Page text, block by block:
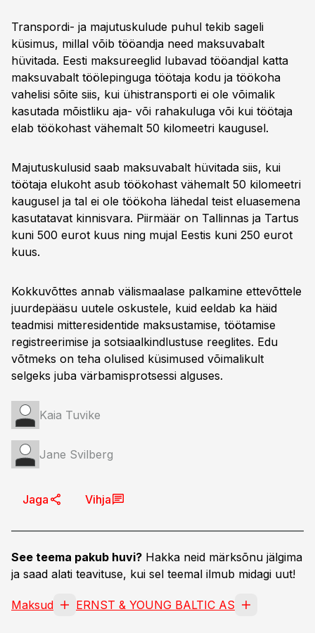
Transpordi- ja majutuskulude puhul tekib sageli
küsimus, millal võib tööandja need maksuvabalt
hüvitada. Eesti maksureeglid lubavad tööandjal katta
maksuvabalt töölepinguga töötaja kodu ja töökoha
vahelisi sõite siis, kui ühistransporti ei ole võimalik
kasutada mõistliku aja- või rahakuluga või kui töötaja
elab töökohast vähemalt 50 kilomeetri kaugusel.
Majutuskulusid saab maksuvabalt hüvitada siis, kui
töötaja elukoht asub töökohast vähemalt 50 kilomeetri
kaugusel ja tal ei ole töökoha lähedal teist eluasemena
kasutatavat kinnisvara. Piirmäär on Tallinnas ja Tartus
kuni 500 eurot kuus ning mujal Eestis kuni 250 eurot
kuus.
Kokkuvõttes annab välismaalase palkamine ettevõttele
juurdepääsu uutele oskustele, kuid eeldab ka häid
teadmisi mitteresidentide maksustamise, töötamise
registreerimise ja sotsiaalkindlustuse reeglites. Edu
võtmeks on teha olulised küsimused võimalikult
selgeks juba värbamisprotsessi alguses.
Kaia Tuvike
Jane Svilberg
Jaga Vihja
See teema pakub huvi? Hakka neid märksõnu jälgima
ja saad alati teavituse, kui sel teemal ilmub midagi uut!
Maksud ERNST & YOUNG BALTIC AS